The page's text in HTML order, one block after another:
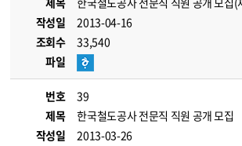
작성일
2013-04-16
조회수
33,540
파일
번호
39
제목
한국철도공사 전문직 직원 공개 모집
작성일
2013-03-26